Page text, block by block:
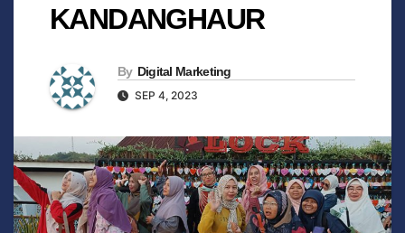
KANDANGHAUR
By Digital Marketing
SEP 4, 2023